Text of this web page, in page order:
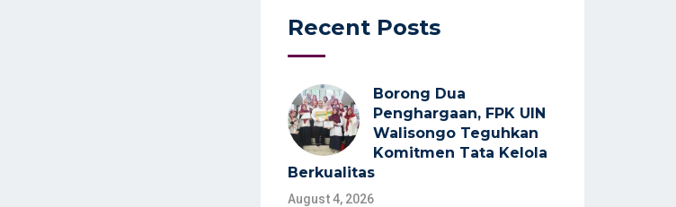
Recent Posts
Borong Dua
Penghargaan, FPK UIN
Walisongo Teguhkan
Komitmen Tata Kelola
Berkualitas
August 4, 2026